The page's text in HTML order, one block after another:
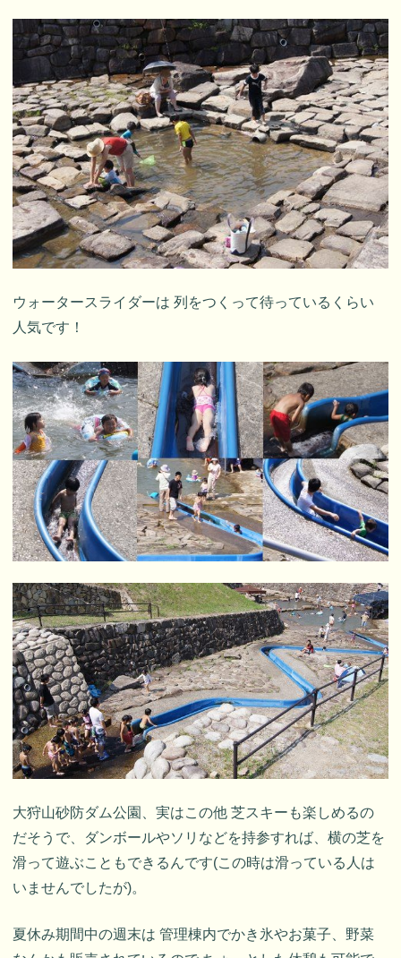
ウォータースライダーは 列をつくって待っているくらい
人気です！
大狩山砂防ダム公園、実はこの他 芝スキーも楽しめるの
だそうで、ダンボールやソリなどを持参すれば、横の芝を
滑って遊ぶこともできるんです(この時は滑っている人は
いませんでしたが)。
夏休み期間中の週末は 管理棟内でかき氷やお菓子、野菜